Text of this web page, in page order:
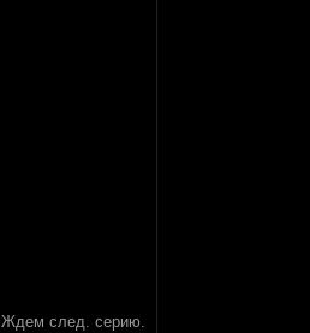
Ждем след. серию.